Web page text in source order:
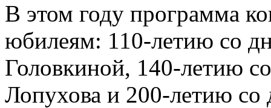
В этом году программа
юбилеям: 110-летию со
Головкиной, 140-летию
Лопухова и 200-летию